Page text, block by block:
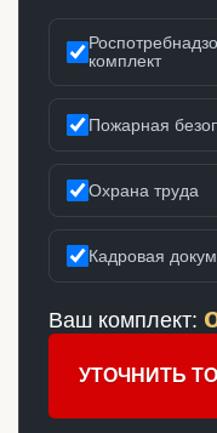
комплект
Пожарная
Охрана труда
Кадровая
Ваш комплект:
УТОЧНИТЬ